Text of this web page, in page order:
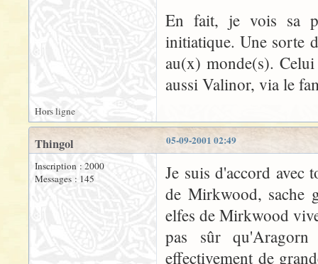
En fait, je vois sa
initiatique. Une sorte
au(x) monde(s).
aussi Valinor, via le
Hors ligne
05-09-2001 02:49
Thingol
Inscription : 2000
Messages : 145
Je suis d'accord avec
de Mirkwood, sache
elfes de Mirkwood
pas sûr
effectivement de